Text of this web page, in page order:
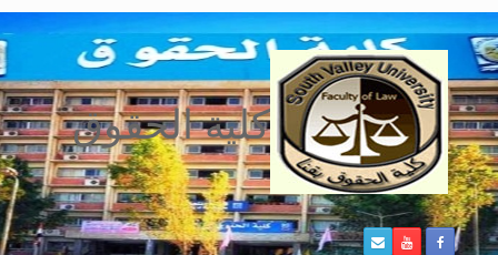
Skip
to
content
كلية الحقوق